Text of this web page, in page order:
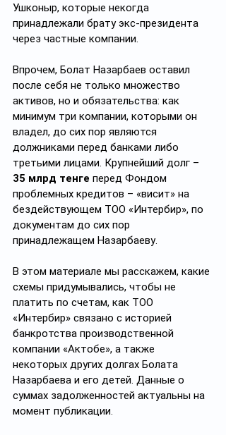
Ушконыр, которые некогда
принадлежали брату экс-президента
через частные компании.
Впрочем, Болат Назарбаев оставил
после себя не только множество
активов, но и обязательства: как
минимум три компании, которыми он
владел, до сих пор являются
должниками перед банками либо
третьими лицами. Крупнейший долг –
35 млрд тенге перед Фондом
проблемных кредитов – «висит» на
бездействующем ТОО «Интербир», по
документам до сих пор
принадлежащем Назарбаеву.
В этом материале мы расскажем, какие
схемы придумывались, чтобы не
платить по счетам, как ТОО
«Интербир» связано с историей
банкротства производственной
компании «Актобе», а также
некоторых других долгах Болата
Назарбаева и его детей. Данные о
суммах задолженностей актуальны на
момент публикации.